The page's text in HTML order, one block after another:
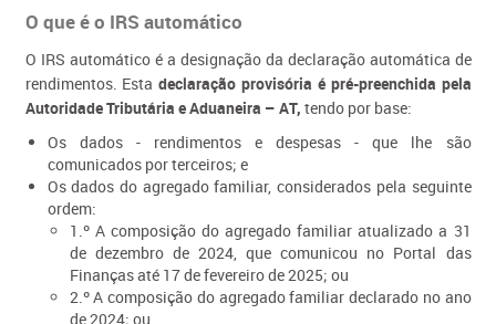
O que é o IRS automático
O IRS automático é a designação da declaração automática de
rendimentos. Estadeclaração provisória é pré-preenchida pela
Autoridade Tributária e Aduaneira – AT, tendo por base:
Os dados - rendimentos e despesas - que lhe são
comunicados por terceiros; e
Os dados do agregado familiar, considerados pela seguinte
ordem:
1.º A composição do agregado familiar atualizado a 31
de dezembro de 2024, que comunicou no Portal das
Finanças até 17 de fevereiro de 2025; ou
2.º A composição do agregado familiar declarado no ano
de 2024; ou